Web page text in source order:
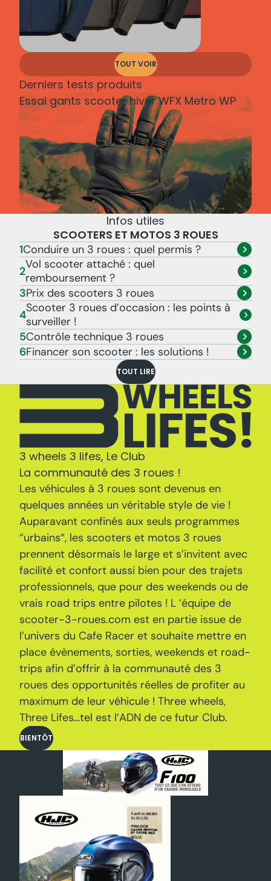
TOUT VOIR
Derniers tests produits
Essai gants scooter hiver WFX Metro WP
SCOOTERS ET MOTOS 3 ROUES
1Conduire un 3 roues : quel permis ?
Vol scooter attaché : quel
Prix des scooters 3 roues
4 Scooter 3 roues d’occasion : les points à
5Contrôle technique 3 roues
6Financer son scooter : les solutions !
TOUT LIRE
3 wheels 3 lifes, Le Club
La communauté des 3 roues !
Les véhicules à 3 roues sont devenus en
quelques années un véritable style de vie !
Auparavant confinés aux seuls programmes
“urbains“, les scooters et motos 3 roues
prennent désormais le large et s’invitent avec
facilité et confort aussi bien pour des trajets
professionnels, que pour des weekends ou de
vrais road trips entre pilotes ! L ‘équipe de
scooter-3-roues.com est en partie issue de
l’univers du Cafe Racer et souhaite mettre en
place évènements, sorties, weekends et road-
trips afin d’offrir à la communauté des 3
roues des opportunités réelles de profiter au
maximum de leur véhicule ! Three wheels,
Three Lifes…tel est l’ADN de ce futur Club.